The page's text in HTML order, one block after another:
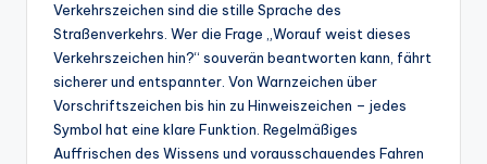
Verkehrszeichen sind die stille Sprache des
Straßenverkehrs. Wer die Frage „Worauf weist dieses
Verkehrszeichen hin?“ souverän beantworten kann, fährt
sicherer und entspannter. Von Warnzeichen über
Vorschriftszeichen bis hin zu Hinweiszeichen – jedes
Symbol hat eine klare Funktion. Regelmäßiges
Auffrischen des Wissens und vorausschauendes Fahren